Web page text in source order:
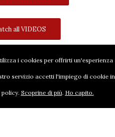
all VIDEOS
i cookies per offrirti un'esperienza
servizio accetti l'impiego di cookie in
Scoprine di più. Ho capito.